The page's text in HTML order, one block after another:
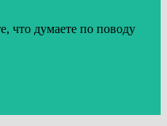
что думаете по поводу